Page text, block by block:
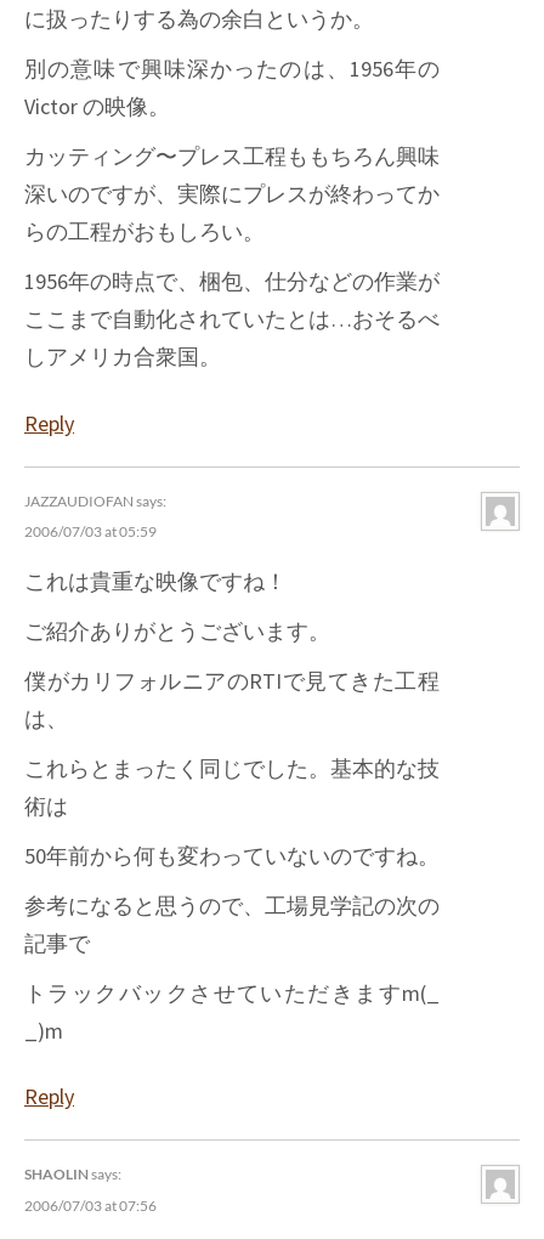
に扱ったりする為の余白というか。
別の意味で興味深かったのは、1956年の
Victor の映像。
カッティング〜プレス工程ももちろん興味
深いのですが、実際にプレスが終わってか
らの工程がおもしろい。
1956年の時点で、梱包、仕分などの作業が
ここまで自動化されていたとは…おそるべ
しアメリカ合衆国。
Reply
JAZZAUDIOFAN says:
2006/07/03 at 05:59
これは貴重な映像ですね！
ご紹介ありがとうございます。
僕がカリフォルニアのRTIで見てきた工程
は、
これらとまったく同じでした。基本的な技
術は
50年前から何も変わっていないのですね。
参考になると思うので、工場見学記の次の
記事で
トラックバックさせていただきますm(_
_)m
Reply
SHAOLINsays:
2006/07/03 at 07:56